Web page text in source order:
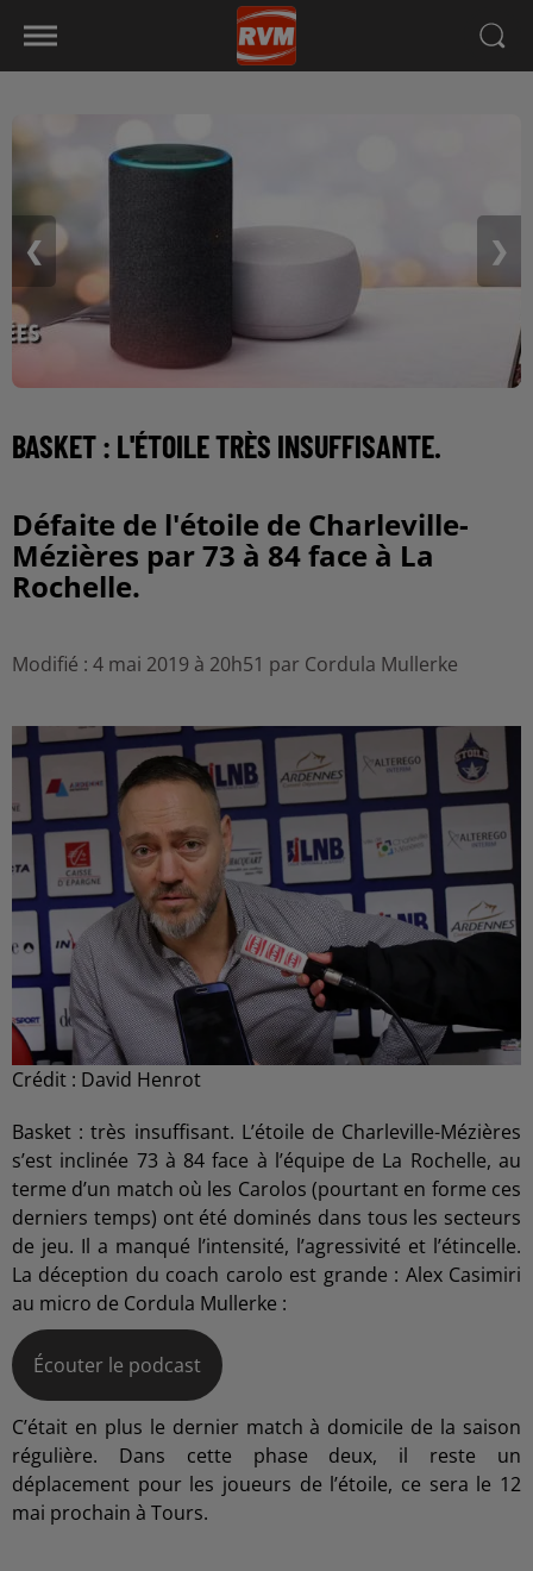
❮ ❯
BASKET : L'ÉTOILE TRÈS INSUFFISANTE.
Défaite de l'étoile de Charleville-
Mézières par 73 à 84 face à La
Rochelle.
Modifié : 4 mai 2019 à 20h51 par Cordula Mullerke
Crédit : David Henrot
Basket : très insuffisant. L’étoile de Charleville-Mézières
s’est inclinée 73 à 84 face à l’équipe de La Rochelle, au
terme d’un match où les Carolos (pourtant en forme ces
derniers temps) ont été dominés dans tous les secteurs
de jeu. Il a manqué l’intensité, l’agressivité et l’étincelle.
La déception du coach carolo est grande : Alex Casimiri
au micro de Cordula Mullerke :
Écouter le podcast
C’était en plus le dernier match à domicile de la saison
régulière. Dans cette phase deux, il reste un
déplacement pour les joueurs de l’étoile, ce sera le 12
mai prochain à Tours.